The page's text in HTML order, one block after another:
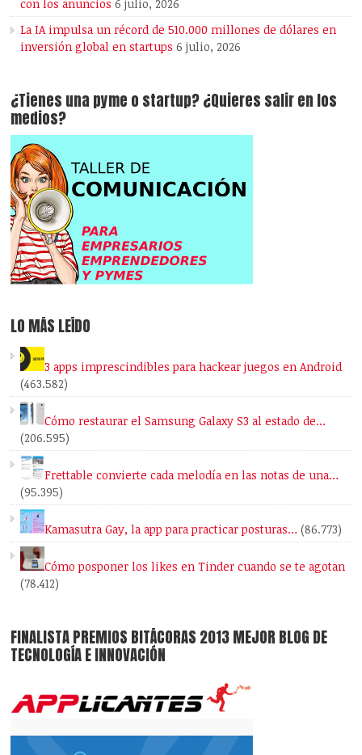
con los anuncios 6 julio, 2026
La IA impulsa un récord de 510.000 millones de dólares en
inversión global en startups 6 julio, 2026
¿Tienes una pyme o startup? ¿Quieres salir en los
medios?
LO MÁS LEÍDO
3 apps imprescindibles para hackear juegos en Android
(463.582)
Cómo restaurar el Samsung Galaxy S3 al estado de…
(206.595)
Frettable convierte cada melodía en las notas de una…
(95.395)
Kamasutra Gay, la app para practicar posturas… (86.773)
Cómo posponer los likes en Tinder cuando se te agotan
(78.412)
FINALISTA PREMIOS BITÁCORAS 2013 MEJOR BLOG DE
TECNOLOGÍA E INNOVACIÓN